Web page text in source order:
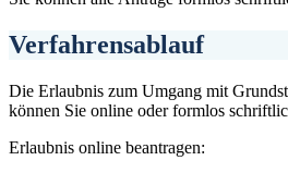
Verfahrensablauf
Die Erlaubnis zum Umgang mit
können Sie online oder formlos
Erlaubnis online beantragen: